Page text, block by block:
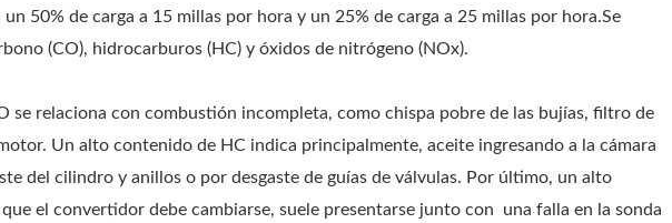
50% de carga a 15 millas por hora y un 25% de carga a 25 millas por hora.Se
(CO), hidrocarburos (HC) y óxidos de nitrógeno (NOx).
se relaciona con combustión incompleta, como chispa pobre de las bujías, filtro de
Un alto contenido de HC indica principalmente, aceite ingresando a la cámara
del cilindro y anillos o por desgaste de guías de válvulas. Por último, un alto
el convertidor debe cambiarse, suele presentarse junto con una falla en la sonda